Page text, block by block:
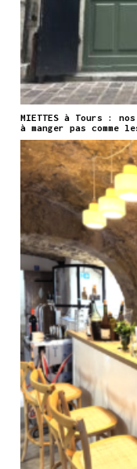
MIETTES à Tours :
à manger pas comme